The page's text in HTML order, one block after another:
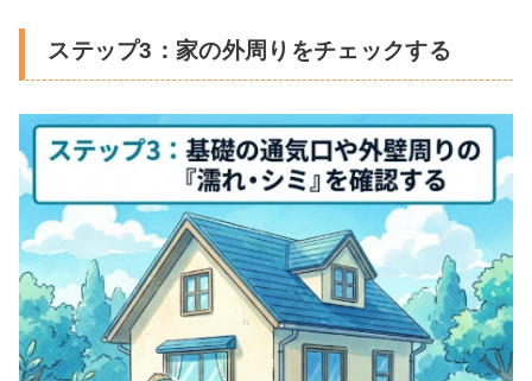
ステップ3：家の外周りをチェックする